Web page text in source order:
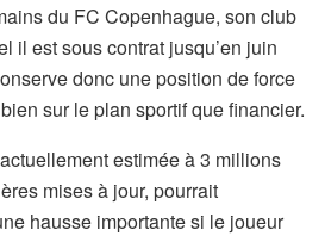
du FC Copenhague, son club
il est sous contrat jusqu’en juin
donc une position de force
sur le plan sportif que financier.
estimée à 3 millions
mises à jour, pourrait
hausse importante si le joueur